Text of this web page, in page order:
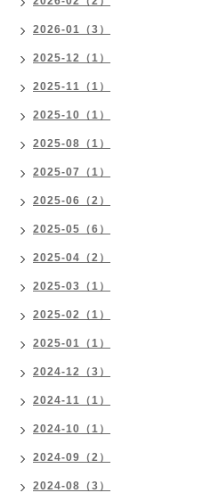
2026-01（3）
2025-12（1）
2025-11（1）
2025-10（1）
2025-08（1）
2025-07（1）
2025-06（2）
2025-05（6）
2025-04（2）
2025-03（1）
2025-02（1）
2025-01（1）
2024-12（3）
2024-11（1）
2024-10（1）
2024-09（2）
2024-08（3）